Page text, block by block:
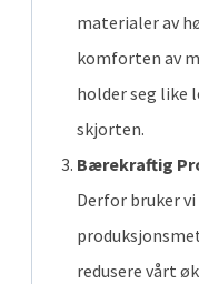
materialer av
komforten av
holder seg like
skjorten.
Bærekraftig
Derfor bruker
redusere vårt